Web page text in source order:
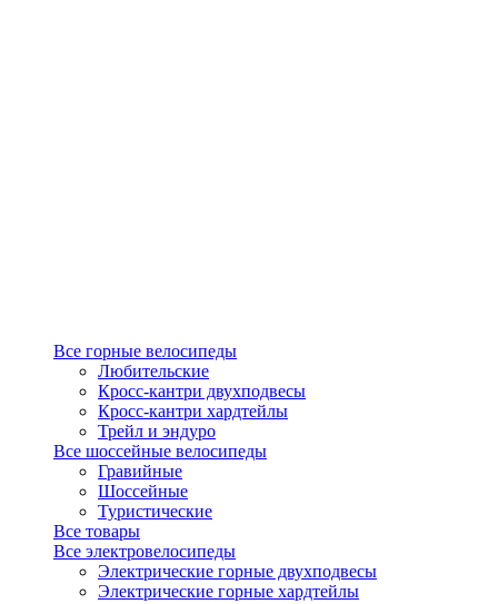
Все горные велосипеды
Любительские
Кросс-кантри двухподвесы
Кросс-кантри хардтейлы
Трейл и эндуро
Все шоссейные велосипеды
Гравийные
Шоссейные
Туристические
Все товары
Все электровелосипеды
Электрические горные двухподвесы
Электрические горные хардтейлы